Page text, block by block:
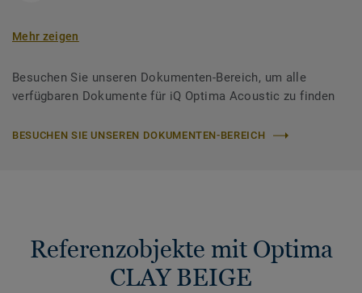
Mehr zeigen
Besuchen Sie unseren Dokumenten-Bereich, um alle
verfügbaren Dokumente für iQ Optima Acoustic zu finden
BESUCHEN SIE UNSEREN DOKUMENTEN-BEREICH
Referenzobjekte mit Optima
CLAY BEIGE